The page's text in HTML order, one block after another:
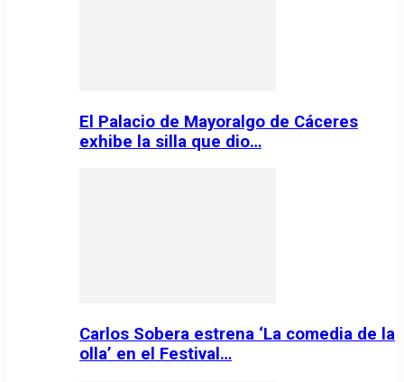
El Palacio de Mayoralgo de Cáceres
exhibe la silla que dio…
Carlos Sobera estrena ‘La comedia de la
olla’ en el Festival…